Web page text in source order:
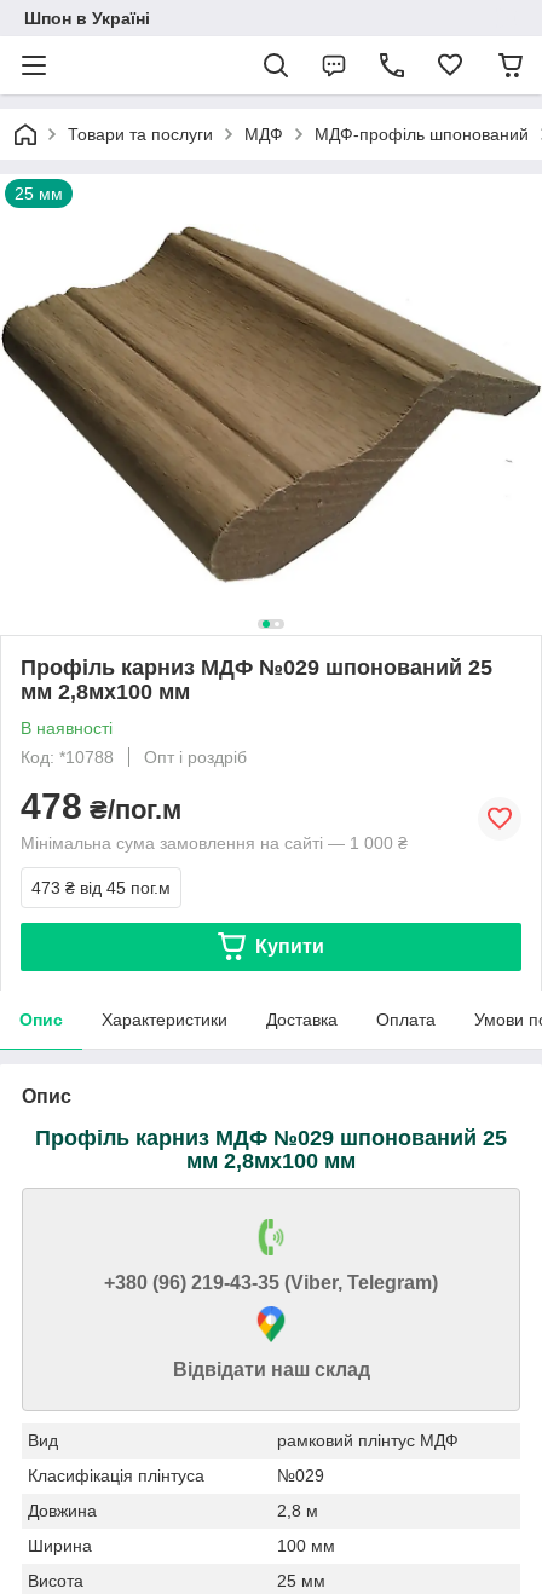
Шпон в Україні
Товари та послуги МДФ МДФ-профіль шпонований
25 мм
Профіль карниз МДФ №029 шпонований 25
мм 2,8мх100 мм
В наявності
Код: *10788
Опт і роздріб
478 ₴/пог.м
Мінімальна сума замовлення на сайті — 1 000 ₴
473 ₴ від 45 пог.м
Купити
Опис Характеристики Доставка Оплата Умови
Опис
Профіль карниз МДФ №029 шпонований 25
мм 2,8мх100 мм
+380 (96) 219-43-35 (Viber, Telegram)
Відвідати наш склад
Вид
рамковий плінтус МДФ
Класифікація плінтуса
№029
Довжина
2,8 м
Ширина
100 мм
Висота
25 мм